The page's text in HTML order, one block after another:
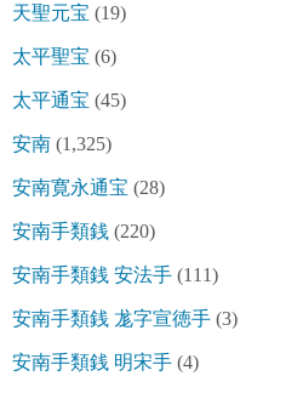
天聖元宝 (19)
太平聖宝 (6)
太平通宝 (45)
安南 (1,325)
安南寛永通宝 (28)
安南手類銭 (220)
安南手類銭 安法手 (111)
安南手類銭 尨字宣徳手 (3)
安南手類銭 明宋手 (4)